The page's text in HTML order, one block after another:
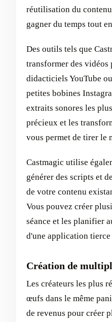
réutilisation du
gagner du temps tout
Des outils tels que
transformer des vidéos
didacticiels YouTube ou
petites bobines
extraits sonores les
précieux et les
vous permet de tirer le
Castmagic utilise
générer des scripts et
de votre contenu
Vous pouvez créer
séance et les planifier
d'une application
Création de
Les créateurs les plus
œufs dans le même
de revenus pour créer